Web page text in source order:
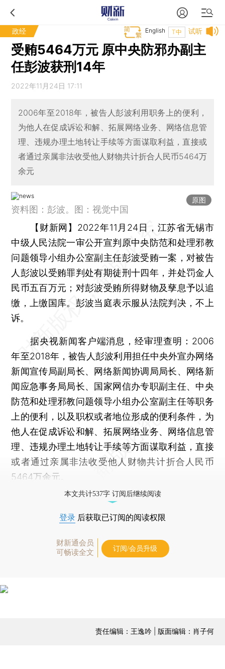
政经 试听
T中
English
受贿5464万元 原中央防邪办副主
任彭波获刑14年
2022年11月24日 17:11
2006年至2018年，被告人彭波利用职务上的便利，
为他人在促成诉讼和解、拓展网络业务、网络信息管
理、违规办理土地转让手续等方面谋取利益，直接或
者通过亲属非法收受他人财物共计折合人民币5464万
余元
原图
资料图：彭波。图：视觉中国
【财新网】 2022年11月24日，江苏省无锡市
中级人民法院一审公开宣判原中央防范和处理邪教
问题领导小组办公室副主任彭波受贿一案，对被告
人彭波以受贿罪判处有期徒刑十四年，并处罚金人
民币五百万元；对彭波受贿所得财物及孳息予以追
缴，上缴国库。彭波当庭表示服从法院判决，不上
诉。
据央视新闻客户端消息，经审理查明：2006
年至2018年，被告人彭波利用担任中央外宣办网络
新闻宣传局副局长、网络新闻协调局局长、网络新
闻应急事务局局长、国家网信办专职副主任、中央
防范和处理邪教问题领导小组办公室副主任等职务
上的便利，以及职权或者地位形成的便利条件，为
他人在促成诉讼和解、拓展网络业务、网络信息管
理、违规办理土地转让手续等方面谋取利益，直接
或者通过亲属非法收受他人财物共计折合人民币
5464万余元。
本文共计537字 订阅后继续阅读
登录 后获取已订阅的阅读权限
财新通会员
可畅读全文
订阅/会员升级
责任编辑：王逸吟 | 版面编辑：肖子何